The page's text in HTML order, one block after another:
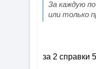
За каждую
или только
за 2 справки